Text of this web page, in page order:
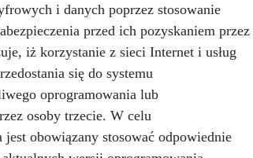
i danych poprzez stosowanie
przed ich pozyskaniem przez
iż korzystanie z sieci Internet i usług
się do systemu
oprogramowania lub
osoby trzecie. W celu
obowiązany stosować odpowiednie